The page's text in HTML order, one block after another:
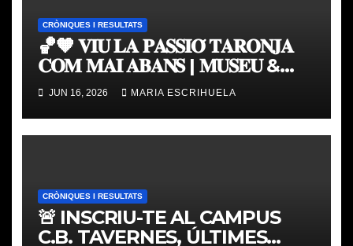
CRÒNIQUES I RESULTATS
🏀🧡 𝐕𝐈𝐔 𝐋𝐀 𝐏𝐀𝐒𝐒𝐈𝐎́ 𝐓𝐀𝐑𝐎𝐍𝐉𝐀
𝐂𝐎𝐌 𝐌𝐀𝐈 𝐀𝐁𝐀𝐍𝐒 | 𝐌𝐔𝐒𝐄𝐔 &
𝐓𝐎𝐔𝐑 𝐕𝐀𝐋𝐄𝐍𝐂𝐈𝐀 𝐁𝐀𝐒𝐊𝐄𝐓
JUN 16, 2026 MARIA ESCRIHUELA
CRÒNIQUES I RESULTATS
🚨 INSCRIU-TE AL CAMPUS
C.B. TAVERNES, ÚLTIMES